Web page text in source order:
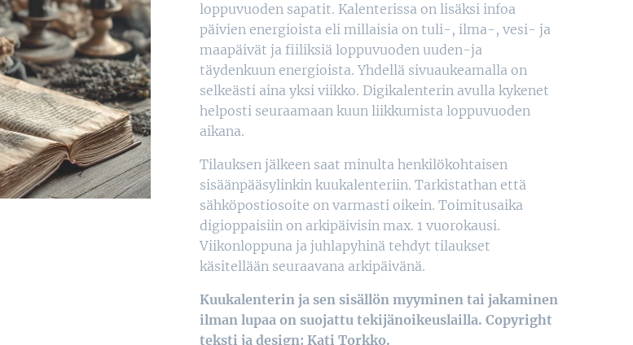
loppuvuoden sapatit. Kalenterissa on lisäksi infoa
päivien energioista eli millaisia on tuli-, ilma-, vesi- ja
maapäivät ja fiiliksiä loppuvuoden uuden-ja
täydenkuun energioista. Yhdellä sivuaukeamalla on
selkeästi aina yksi viikko. Digikalenterin avulla kykenet
helposti seuraamaan kuun liikkumista loppuvuoden
aikana.
Tilauksen jälkeen saat minulta henkilökohtaisen
sisäänpääsylinkin kuukalenteriin. Tarkistathan että
sähköpostiosoite on varmasti oikein. Toimitusaika
digioppaisiin on arkipäivisin max. 1 vuorokausi.
Viikonloppuna ja juhlapyhinä tehdyt tilaukset
käsitellään seuraavana arkipäivänä.
Kuukalenterin ja sen sisällön myyminen tai jakaminen
ilman lupaa on suojattu tekijänoikeuslailla. Copyright
teksti ja design: Kati Torkko.